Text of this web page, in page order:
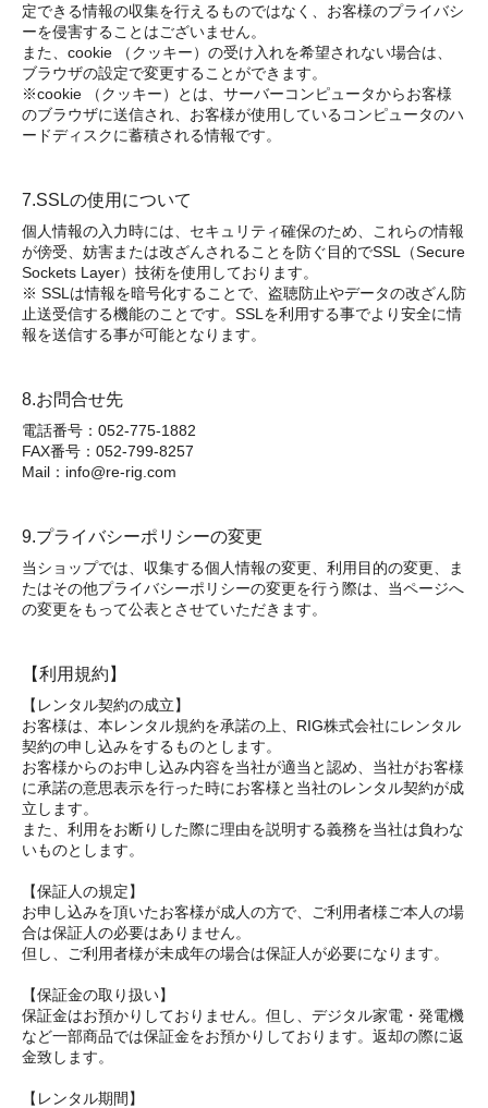
定できる情報の収集を行えるものではなく、お客様のプライバシ
ーを侵害することはございません。
また、cookie （クッキー）の受け入れを希望されない場合は、
ブラウザの設定で変更することができます。
※cookie （クッキー）とは、サーバーコンピュータからお客様
のブラウザに送信され、お客様が使用しているコンピュータのハ
ードディスクに蓄積される情報です。
7.SSLの使用について
個人情報の入力時には、セキュリティ確保のため、これらの情報
が傍受、妨害または改ざんされることを防ぐ目的でSSL（Secure
Sockets Layer）技術を使用しております。
※ SSLは情報を暗号化することで、盗聴防止やデータの改ざん防
止送受信する機能のことです。SSLを利用する事でより安全に情
報を送信する事が可能となります。
8.お問合せ先
電話番号：052-775-1882
FAX番号：052-799-8257
Mail：info@re-rig.com
9.プライバシーポリシーの変更
当ショップでは、収集する個人情報の変更、利用目的の変更、ま
たはその他プライバシーポリシーの変更を行う際は、当ページへ
の変更をもって公表とさせていただきます。
【利用規約】
【レンタル契約の成立】
お客様は、本レンタル規約を承諾の上、RIG株式会社にレンタル
契約の申し込みをするものとします。
お客様からのお申し込み内容を当社が適当と認め、当社がお客様
に承諾の意思表示を行った時にお客様と当社のレンタル契約が成
立します。
また、利用をお断りした際に理由を説明する義務を当社は負わな
いものとします。
【保証人の規定】
お申し込みを頂いたお客様が成人の方で、ご利用者様ご本人の場
合は保証人の必要はありません。
但し、ご利用者様が未成年の場合は保証人が必要になります。
【保証金の取り扱い】
保証金はお預かりしておりません。但し、デジタル家電・発電機
など一部商品では保証金をお預かりしております。返却の際に返
金致します。
【レンタル期間】